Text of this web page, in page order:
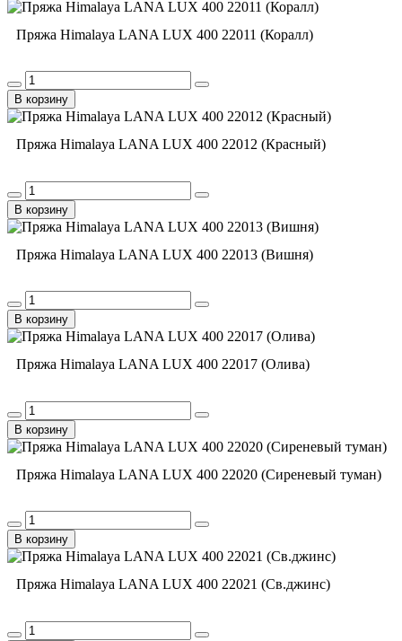
Пряжа Himalaya LANA LUX 400 22011 (Коралл)
В корзину
Пряжа Himalaya LANA LUX 400 22012 (Красный)
В корзину
Пряжа Himalaya LANA LUX 400 22013 (Вишня)
В корзину
Пряжа Himalaya LANA LUX 400 22017 (Олива)
В корзину
Пряжа Himalaya LANA LUX 400 22020 (Сиреневый туман)
В корзину
Пряжа Himalaya LANA LUX 400 22021 (Св.джинс)